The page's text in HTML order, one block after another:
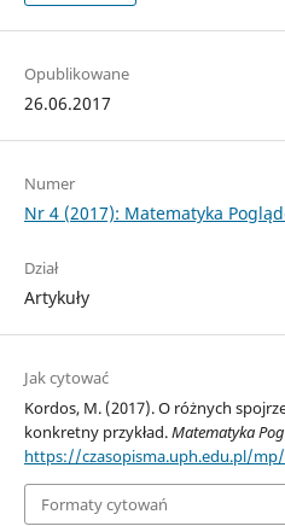
Opublikowane
26.06.2017
Numer
Nr 4 (2017): Matematyka
Dział
Artykuły
Jak cytować
Kordos, M. (2017). O różnych
konkretny przykład.Matematyka
https://czasopisma.uph.edu.pl/
Formaty cytowań